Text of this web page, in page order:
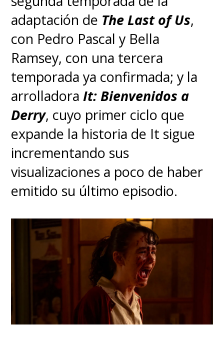
adaptación de The Last of Us,
con Pedro Pascal y Bella
Ramsey, con una tercera
temporada ya confirmada; y la
arrolladoraIt: Bienvenidos a
Derry, cuyo primer ciclo que
expande la historia de It sigue
incrementando sus
visualizaciones a poco de haber
emitido su último episodio.